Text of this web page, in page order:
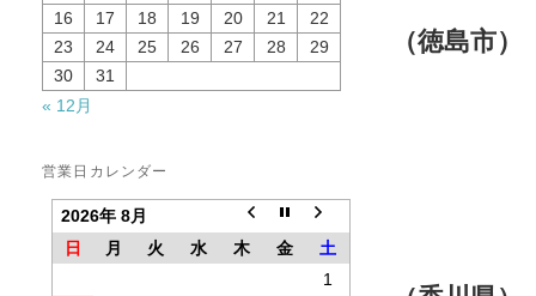
16
17 18 19 20 21
22
23
24 25 26 27 28
29
30
31
« 12月
営業日カレンダー
2026年 8月
日
月 火 水 木 金
土
1
（徳島市